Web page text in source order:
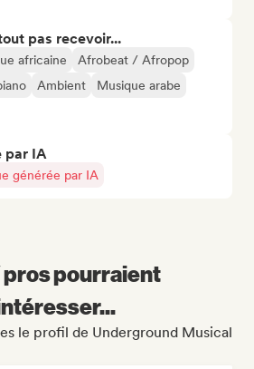
pas recevoir...
africaine
Afrobeat / Afropop
Ambient
Musique arabe
par IA
générée par IA
pros pourraient
le profil de Underground Musical